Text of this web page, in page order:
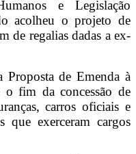
e Legislação
acolheu o projeto de
de regalias dadas a ex-
de Emenda à
o fim da concessão de
carros oficiais e
que exerceram cargos